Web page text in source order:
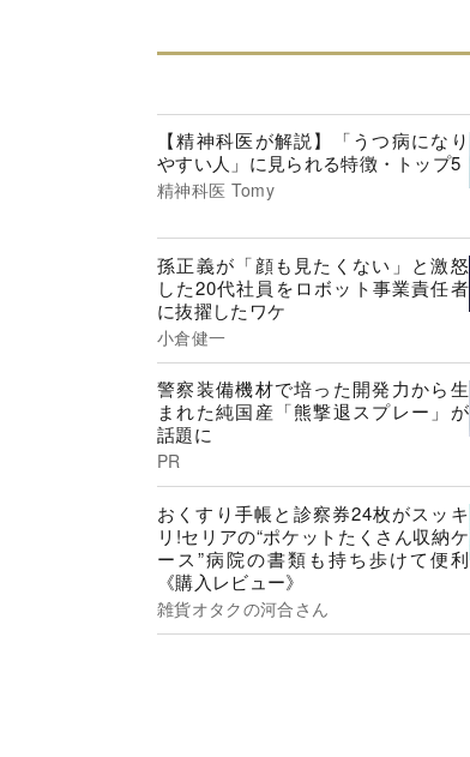
【精神科医が解説】「うつ病になり
やすい人」に見られる特徴・トップ5
精神科医 Tomy
孫正義が「顔も見たくない」と激怒
した20代社員をロボット事業責任者
に抜擢したワケ
小倉健一
警察装備機材で培った開発力から生
まれた純国産「熊撃退スプレー」が
話題に
PR
おくすり手帳と診察券24枚がスッキ
リ!セリアの“ポケットたくさん収納ケ
ース”病院の書類も持ち歩けて便利
《購入レビュー》
雑貨オタクの河合さん